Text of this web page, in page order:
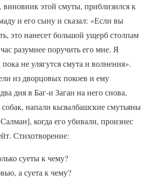
виновник этой смуты, приблизился к
и его сыну и сказал: «Если вы
это нанесет большой ущерб столпам
разумнее поручить его мне. Я
не улягутся смута и волнения».
из дворцовых покоев и ему
дня в Баг-и Заган на него снова,
напали кызылбашские смутьяны
когда его убивали, произнес
Стихотворение:
суеты к чему?
а суета к чему?